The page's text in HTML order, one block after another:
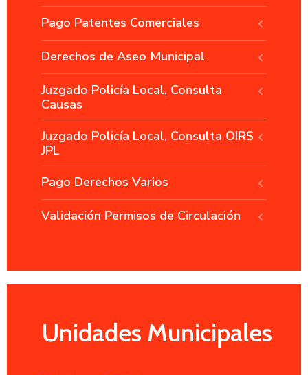
Pago Patentes Comerciales
Derechos de Aseo Municipal
Juzgado Policía Local, Consulta
Causas
Juzgado Policía Local, Consulta OIRS
JPL
Pago Derechos Varios
Validación Permisos de Circulación
Unidades Municipales